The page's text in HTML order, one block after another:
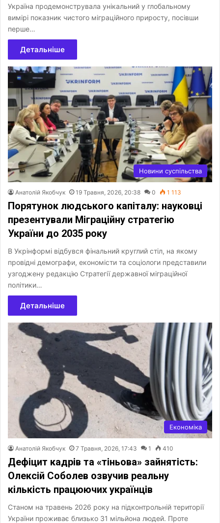
Україна продемонструвала унікальний у глобальному
вимірі показник чистого міграційного приросту, посівши
перше…
Детальніше
Новини суспільства
Анатолій Якобчук 19 Травня, 2026, 20:38 0 1 113
Порятунок людського капіталу: науковці
презентували Міграційну стратегію
України до 2035 року
В Укрінформі відбувся фінальний круглий стіл, на якому
провідні демографи, економісти та соціологи представили
узгоджену редакцію Стратегії державної міграційної
політики…
Детальніше
Економіка
Анатолій Якобчук 7 Травня, 2026, 17:43 1 410
Дефіцит кадрів та «тіньова» зайнятість:
Олексій Соболев озвучив реальну
кількість працюючих українців
Станом на травень 2026 року на підконтрольній території
України проживає близько 31 мільйона людей. Проте